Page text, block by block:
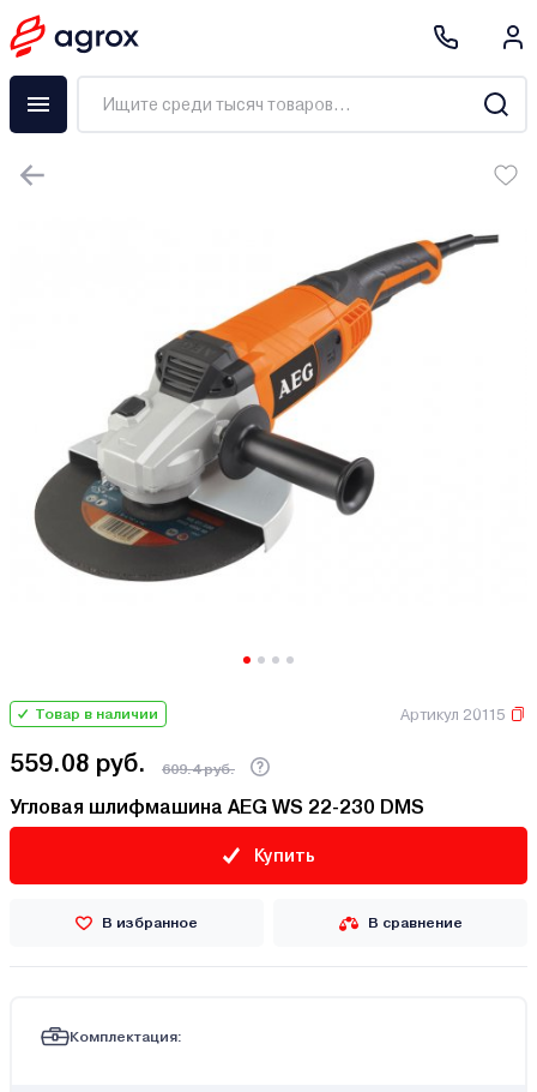
Товар в наличии Артикул 20115
559.08 руб. 609.4 руб.
Угловая шлифмашина AEG WS 22-230 DMS
Купить
В избранное В сравнение
Комплектация: